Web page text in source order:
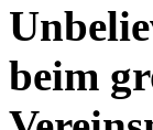
beim